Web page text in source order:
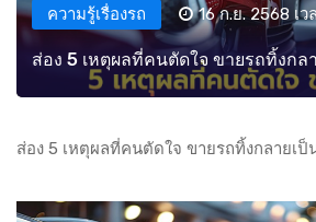
ความรู้เรื่องรถ 16 ก.ย. 2568 เว
ส่อง 5 เหตุผลที่คนตัดใจ ขายรถทิ้งกล
ส่อง 5 เหตุผลที่คนตัดใจ ขายรถทิ้งกลายเป็